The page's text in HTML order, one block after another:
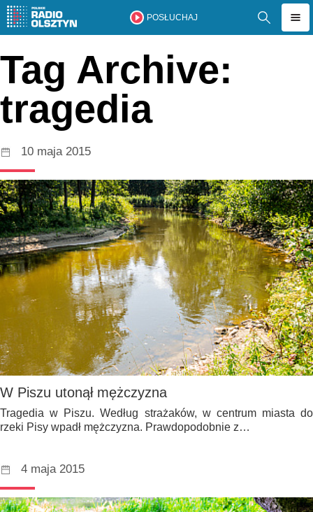
POSŁUCHAJ
Tag Archive:
tragedia
10 maja 2015
W Piszu utonął mężczyzna
Tragedia w Piszu. Według strażaków, w centrum miasta do
rzeki Pisy wpadł mężczyzna. Prawdopodobnie z…
4 maja 2015